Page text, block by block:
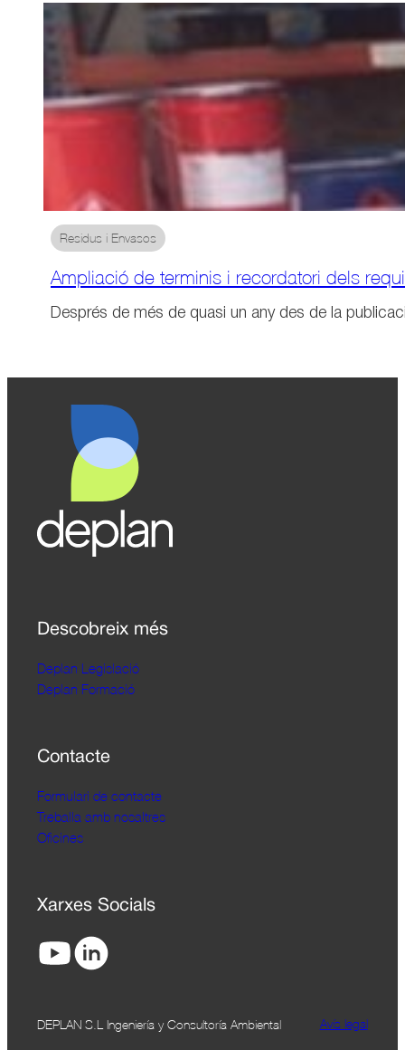
Residus i Envasos
Ampliació de terminis i recordatori dels
Després de més de quasi un any des de la
Descobreix més
Deplan Legislació
Deplan Formació
Contacte
Formulari de contacte
Treballa amb nosaltres
Oficines
Xarxes Socials
DEPLAN S.L Ingeniería y Consultoría Ambiental Avís legal